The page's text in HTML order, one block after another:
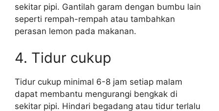
sekitar pipi. Gantilah garam dengan bumbu lain
seperti rempah-rempah atau tambahkan
perasan lemon pada makanan.
4. Tidur cukup
Tidur cukup minimal 6-8 jam setiap malam
dapat membantu mengurangi bengkak di
sekitar pipi. Hindari begadang atau tidur terlalu